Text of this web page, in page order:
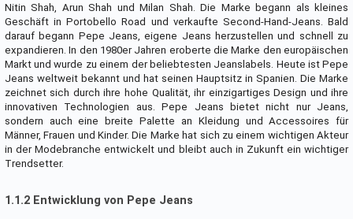
Nitin Shah, Arun Shah und Milan Shah. Die Marke begann als kleines
Geschäft in Portobello Road und verkaufte Second-Hand-Jeans. Bald
darauf begann Pepe Jeans, eigene Jeans herzustellen und schnell zu
expandieren. In den 1980er Jahren eroberte die Marke den europäischen
Markt und wurde zu einem der beliebtesten Jeanslabels. Heute ist Pepe
Jeans weltweit bekannt und hat seinen Hauptsitz in Spanien. Die Marke
zeichnet sich durch ihre hohe Qualität, ihr einzigartiges Design und ihre
innovativen Technologien aus. Pepe Jeans bietet nicht nur Jeans,
sondern auch eine breite Palette an Kleidung und Accessoires für
Männer, Frauen und Kinder. Die Marke hat sich zu einem wichtigen Akteur
in der Modebranche entwickelt und bleibt auch in Zukunft ein wichtiger
Trendsetter.
1.1.2 Entwicklung von Pepe Jeans